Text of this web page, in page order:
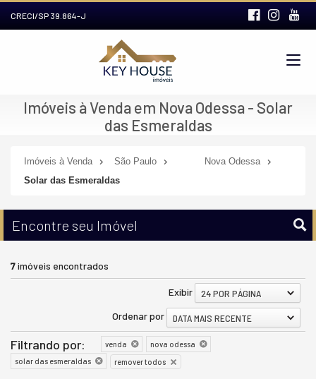
CRECI/SP 39.864-J
Imóveis à Venda em Nova Odessa - Solar
das Esmeraldas
Imóveis à Venda São Paulo
Nova Odessa
Solar das Esmeraldas
Encontre seu Imóvel
7imóveis encontrados
Exibir
24 POR PÁGINA
Ordenar por
DATA MAIS RECENTE
Filtrando por: venda
nova odessa
solar das esmeraldas
remover todos